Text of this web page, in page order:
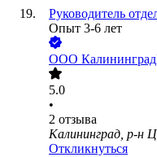
Руководитель
Опыт 3-6 лет
ООО
5.0
•
2 отзыва
Калининград, р-н
Откликнуться